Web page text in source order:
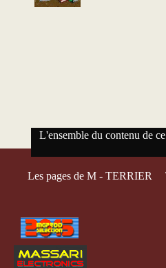
L'ensemble du contenu de
Les pages de M - TERRIER